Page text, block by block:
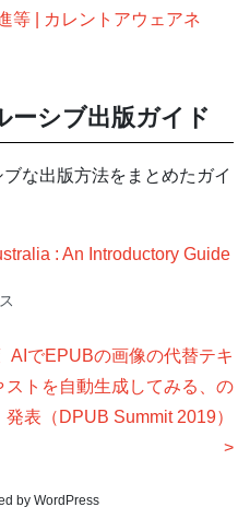
等 | カレントアウェアネ
ーシブ出版ガイド
な出版方法をまとめたガイ
: An Introductory Guide
AIでEPUBの画像の代替テキ
ストを自動生成してみる、の
発表（DPUB Summit 2019）
by WordPress